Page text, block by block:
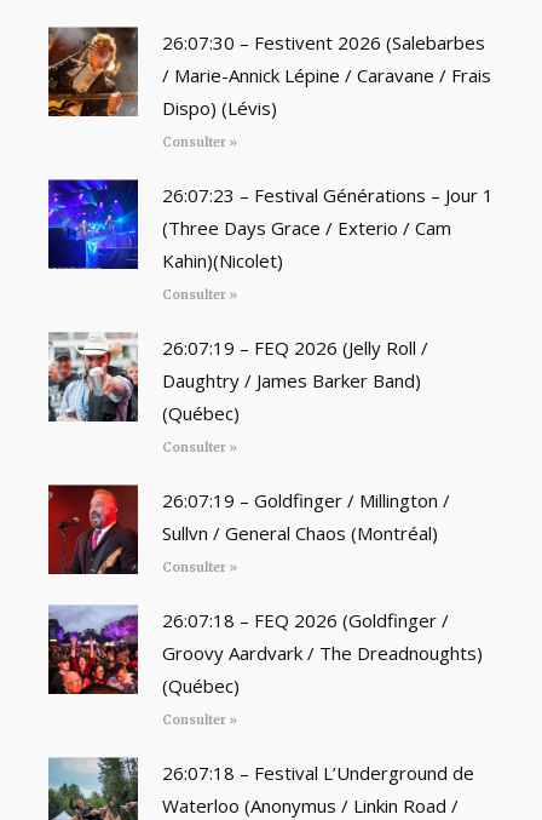
26:07:30 – Festivent 2026 (Salebarbes
/ Marie-Annick Lépine / Caravane / Frais
Dispo) (Lévis)
Consulter »
26:07:23 – Festival Générations – Jour 1
(Three Days Grace / Exterio / Cam
Kahin)(Nicolet)
Consulter »
26:07:19 – FEQ 2026 (Jelly Roll /
Daughtry / James Barker Band)
(Québec)
Consulter »
26:07:19 – Goldfinger / Millington /
Sullvn / General Chaos (Montréal)
Consulter »
26:07:18 – FEQ 2026 (Goldfinger /
Groovy Aardvark / The Dreadnoughts)
(Québec)
Consulter »
26:07:18 – Festival L’Underground de
Waterloo (Anonymus / Linkin Road /